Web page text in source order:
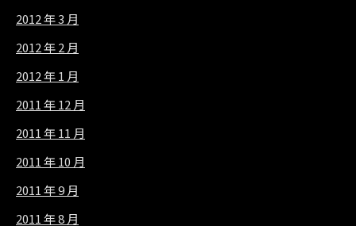
2012 年 3 月
2012 年 2 月
2012 年 1 月
2011 年 12 月
2011 年 11 月
2011 年 10 月
2011 年 9 月
2011 年 8 月